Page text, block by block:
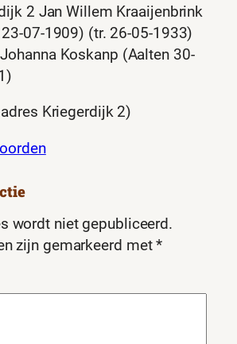
2 Jan Willem Kraaijenbrink
07-1909) (tr. 26-05-1933)
Koskanp (Aalten 30-
Kriegerdijk 2)
wordt niet gepubliceerd.
zijn gemarkeerd met*